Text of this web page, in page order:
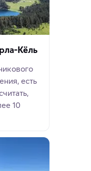
Кёль
есть
10